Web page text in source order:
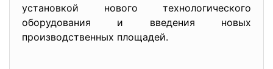
установкой нового технологического
оборудования и введения новых
производственных площадей.